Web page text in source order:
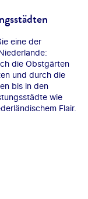
eine der
die Obstgärten
und durch die
bis in den
wie
Flair.